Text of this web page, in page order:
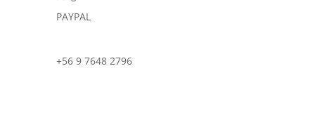
PAYPAL
+56 9 7648 2796